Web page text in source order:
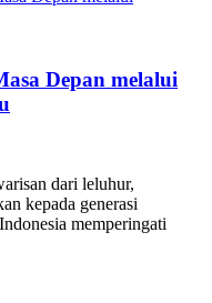
Depan melalui
dari leluhur,
kepada generasi
memperingati